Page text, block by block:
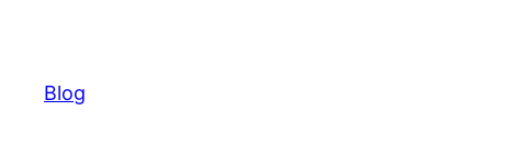
tartalomhoz
Blog